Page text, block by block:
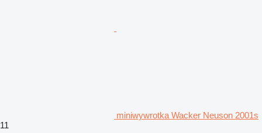
miniwywrotka Wacker Neuson 2001s
11